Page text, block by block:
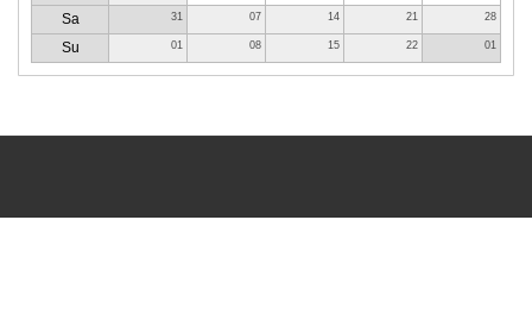
Sa 31 07 14 21 28
Su 01 08 15 22 01